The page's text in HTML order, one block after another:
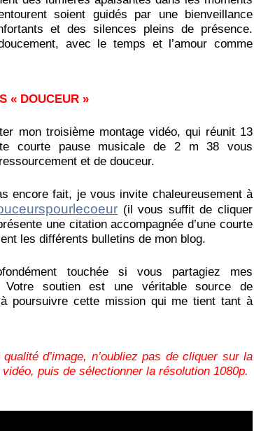
soient guidés par une bienveillance
et des silences pleins de présence.
avec le temps et l’amour comme
« DOUCEUR »
mon troisième montage vidéo, qui réunit 13
courte pause musicale de 2 m 38 vous
et de douceur.
encore fait, je vous invite chaleureusement à
(il vous suffit de cliquer
une citation accompagnée d’une courte
les différents bulletins de mon blog.
touchée si vous partagiez mes
Votre soutien est une véritable source de
poursuivre cette mission qui me tient tant à
d’image, n’oubliez pas de cliquer sur la
puis de sélectionner la résolution 1080p.